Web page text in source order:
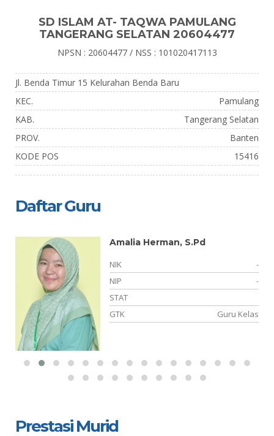
SD ISLAM AT- TAQWA PAMULANG
TANGERANG SELATAN 20604477
NPSN : 20604477 / NSS : 101020417113
Jl. Benda Timur 15 Kelurahan Benda Baru
KEC.
Pamulang
KAB.
Tangerang Selatan
PROV.
Banten
KODE POS
15416
Daftar Guru
Amalia Herman, S.Pd
NIK
-
NIP
-
STAT
GTK
Guru Kelas
Prestasi Murid